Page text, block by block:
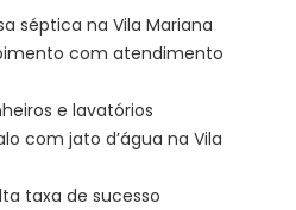
séptica na Vila Mariana
com atendimento
e lavatórios
com jato d’água na Vila
taxa de sucesso